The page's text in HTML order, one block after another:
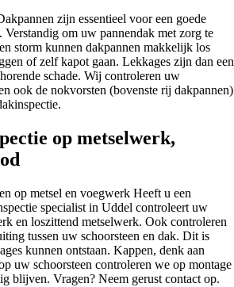
zijn essentieel voor een goede
om uw pannendak met zorg te
storm kunnen dakpannen makkelijk los
of zelf kapot gaan. Lekkages zijn dan een
schade. Wij controleren uw
ook de nokvorsten (bovenste rij dakpannen)
op metselwerk,
Heeft u een
specialist in Uddel controleert uw
en loszittend metselwerk. Ook controleren
tussen uw schoorsteen en dak. Dit is
kunnen ontstaan. Kappen, denk aan
uw schoorsteen controleren we op montage
blijven. Vragen? Neem gerust contact op.